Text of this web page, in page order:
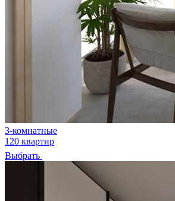
3-комнатные
120 квартир
Выбрать